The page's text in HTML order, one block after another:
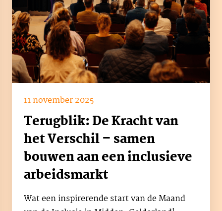
11 november 2025
Terugblik: De Kracht van
het Verschil – samen
bouwen aan een inclusieve
arbeidsmarkt
Wat een inspirerende start van de Maand